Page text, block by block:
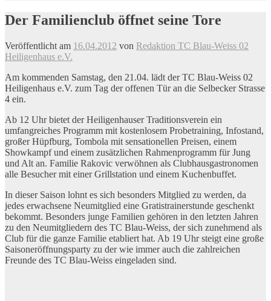
Der Familienclub öffnet seine Tore
Veröffentlicht am 16.04.2012 von Redaktion TC Blau-Weiss 02
Heiligenhaus e.V.
Am kommenden Samstag, den 21.04. lädt der TC Blau-Weiss 02
Heiligenhaus e.V. zum Tag der offenen Tür an die Selbecker Strasse
4 ein.
Ab 12 Uhr bietet der Heiligenhauser Traditionsverein ein
umfangreiches Programm mit kostenlosem Probetraining, Infostand,
großer Hüpfburg, Tombola mit sensationellen Preisen, einem
Showkampf und einem zusätzlichen Rahmenprogramm für Jung
und Alt an. Familie Rakovic verwöhnen als Clubhausgastronomen
alle Besucher mit einer Grillstation und einem Kuchenbuffet.
In dieser Saison lohnt es sich besonders Mitglied zu werden, da
jedes erwachsene Neumitglied eine Gratistrainerstunde geschenkt
bekommt. Besonders junge Familien gehören in den letzten Jahren
zu den Neumitgliedern des TC Blau-Weiss, der sich zunehmend als
Club für die ganze Familie etabliert hat. Ab 19 Uhr steigt eine große
Saisoneröffnungsparty zu der wie immer auch die zahlreichen
Freunde des TC Blau-Weiss eingeladen sind.